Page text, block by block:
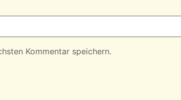
Kommentar speichern.